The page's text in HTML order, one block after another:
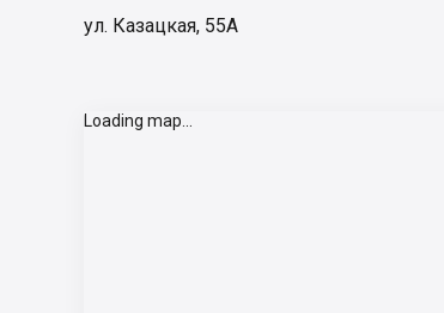
ул. Казацкая, 55А
Loading map...